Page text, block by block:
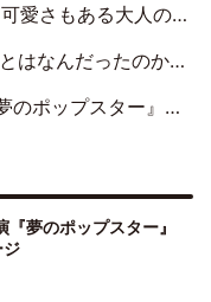
もある大人の女性に
めるというのを信じてなくて。そう言われてはいたけど、嘘でしょって」
日から全身全霊のステージ
『夢のポップスター』
ジ